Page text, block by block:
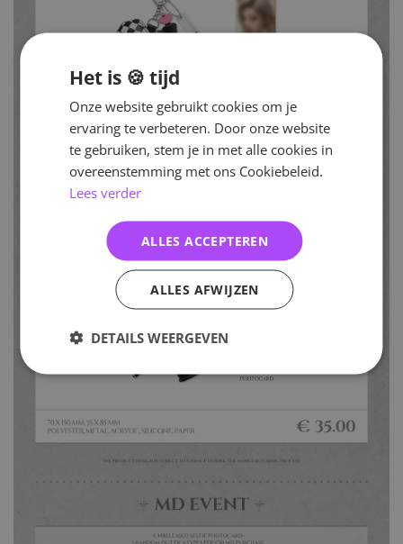
Het is 🍪 tijd
Onze website gebruikt cookies om je
ervaring te verbeteren. Door onze website
te gebruiken, stem je in met alle cookies in
overeenstemming met ons Cookiebeleid.
Lees verder
ALLES ACCEPTEREN
ALLES AFWIJZEN
DETAILS WEERGEVEN